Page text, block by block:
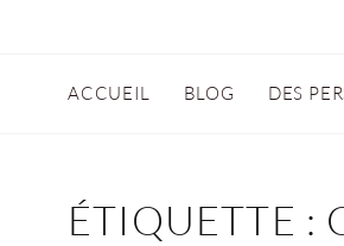
ACCUEIL BLOG DES
ÉTIQUETTE :